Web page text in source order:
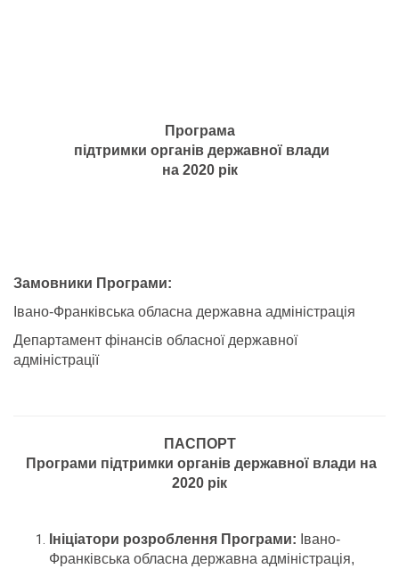
Програма
підтримки органів державної влади
на 2020 рік
Замовники Програми:
Івано-Франківська обласна державна адміністрація
Департамент фінансів обласної державної
адміністрації
ПАСПОРТ
Програми підтримки органів державної влади на
2020 рік
Ініціатори розроблення Програми: Івано-
Франківська обласна державна адміністрація,